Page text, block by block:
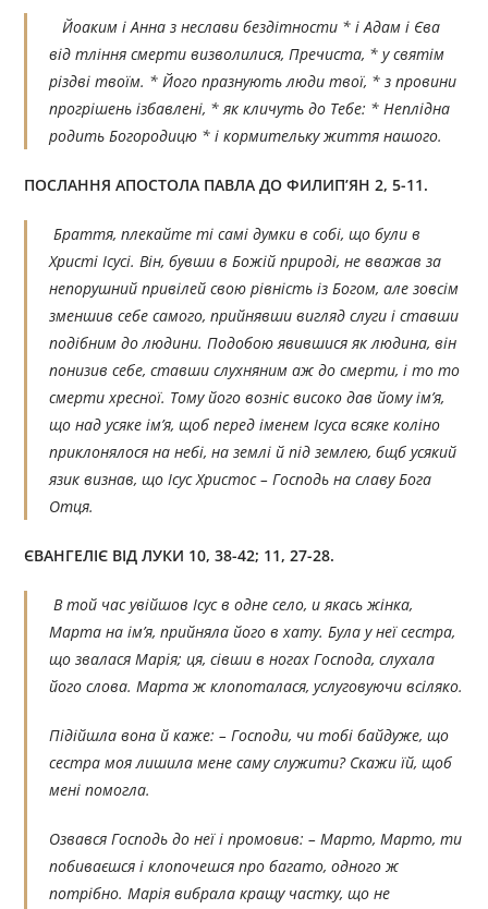
Йоаким і Анна з неслави бездітности * і Адам і Єва
від тління смерти визволилися, Пречиста, * у святім
різдві твоїм. * Його празнують люди твої, * з провини
прогрішень ізбавлені, * як кличуть до Тебе: * Неплідна
родить Богородицю * і кормительку життя нашого.
ПОСЛАННЯ АПОСТОЛА ПАВЛА ДО ФИЛИП’ЯН 2, 5-11.
Браття, плекайте ті самі думки в собі, що були в
Христі Ісусі. Він, бувши в Божій природі, не вважав за
непорушний привілей свою рівність із Богом, але зовсім
зменшив себе самого, прийнявши вигляд слуги і ставши
подібним до людини. Подобою явившися як людина, він
понизив себе, ставши слухняним аж до смерти, і то то
смерти хресної. Тому його возніс високо дав йому ім’я,
що над усяке ім’я, щоб перед іменем Ісуса всяке коліно
приклонялося на небі, на землі й під землею, бщб усякий
язик визнав, що Ісус Христос – Господь на славу Бога
Отця.
ЄВАНГЕЛІЄ ВІД ЛУКИ 10, 38-42; 11, 27-28.
В той час увійшов Ісус в одне село, и якась жінка,
Марта на ім’я, прийняла його в хату. Була у неї сестра,
що звалася Марія; ця, сівши в ногах Господа, слухала
його слова. Марта ж клопоталася, услуговуючи всіляко.
Підійшла вона й каже: – Господи, чи тобі байдуже, що
сестра моя лишила мене саму служити? Скажи їй, щоб
мені помогла.
Озвався Господь до неї і промовив: – Марто, Марто, ти
побиваєшся і клопочешся про багато, одного ж
потрібно. Марія вибрала кращу частку, що не